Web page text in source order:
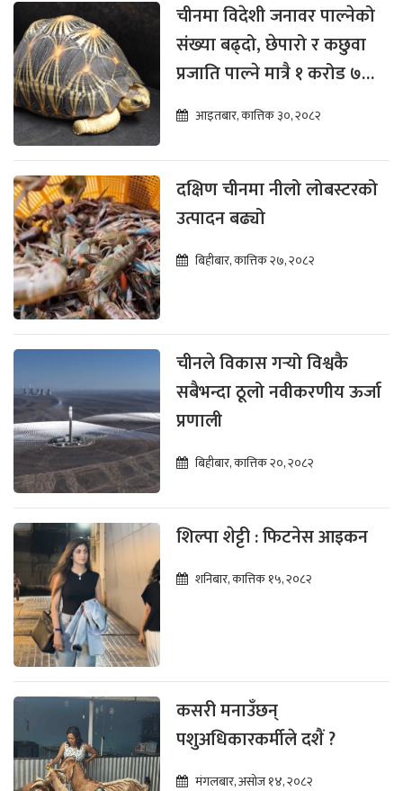
चीनमा विदेशी जनावर पाल्नेको
संख्या बढ्दो, छेपारो र कछुवा
प्रजाति पाल्ने मात्रै १ करोड ७०
लाखआइतबार, कात्तिक ३०, २०८२
दक्षिण चीनमा नीलो लोबस्टरको
उत्पादन बढ्यो
बिहीबार, कात्तिक २७, २०८२
चीनले विकास गर्‍यो विश्वकै
सबैभन्दा ठूलो नवीकरणीय ऊर्जा
प्रणाली
बिहीबार, कात्तिक २०, २०८२
शिल्पा शेट्टी : फिटनेस आइकन
शनिबार, कात्तिक १५, २०८२
कसरी मनाउँछन्
पशुअधिकारकर्मीले दशैं ?
मंगलबार, असोज १४, २०८२